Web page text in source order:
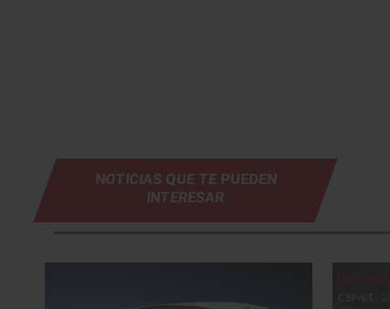
NOTICIAS QUE TE PUEDEN
INTERESAR